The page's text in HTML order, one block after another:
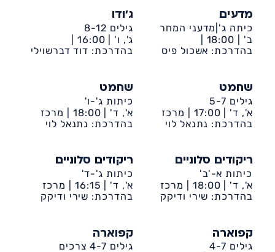
מדעים
כיתה ג'|מדעני המחר
ב' | 18:00 |
דיונה-אשכול פיס
בהדרכת: אשכול פיס
ג'ודו
גילים 8-12
ג', ו' | 16:00 |
דיונה-ביה״ס שקד
בהדרכת: דוד דברשוילי
שחמט
גילים 5-7
א', ד' | 17:00 |
מרכז
קהילתי דיונה
בהדרכת: נתנאל לוי
שחמט
כיתות ג'-ו'
א', ד' | 18:00 |
מרכז
קהילתי דיונה
בהדרכת: נתנאל לוי
ריקודים סלוניים
כיתות א-'ב'
א', ד' | 18:00 |
מרכז
קהילתי דיונה
בהדרכת: שירי ודיקק
ריקודים סלוניים
כיתות ג'-ד'
א', ד' | 16:15 |
מרכז
קהילתי דיונה
בהדרכת: שירי ודיקק
קפוארה
גילים 4-7
קפוארה
גילים 4-7 צרכים